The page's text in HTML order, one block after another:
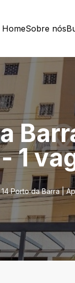
HomeSobre nós
1
14 Porto da Barra |